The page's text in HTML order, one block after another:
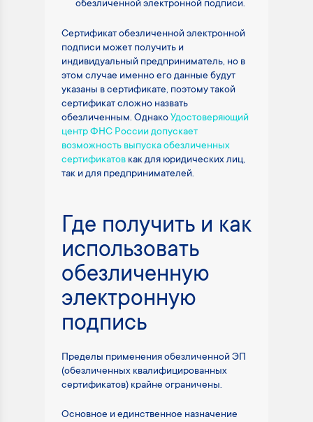
обезличенной электронной подписи.
Сертификат обезличенной электронной
подписи может получить и
индивидуальный предприниматель, но в
этом случае именно его данные будут
указаны в сертификате, поэтому такой
сертификат сложно назвать
обезличенным. ОднакоУдостоверяющий
центр ФНС России допускает
возможность выпуска обезличенных
сертификатов как для юридических лиц,
так и для предпринимателей.
Где получить и как
использовать
обезличенную
электронную
подпись
Пределы применения обезличенной ЭП
(обезличенных квалифицированных
сертификатов) крайне ограничены.
Основное и единственное назначение